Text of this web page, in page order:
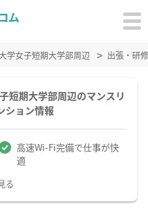
学女子短期大学部周辺 出張・研
短期大学部周辺のマンスリ
ション情報
高速Wi-Fi完備で仕事が快
適
る